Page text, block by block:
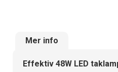
Mer info
Effektiv 48W LED